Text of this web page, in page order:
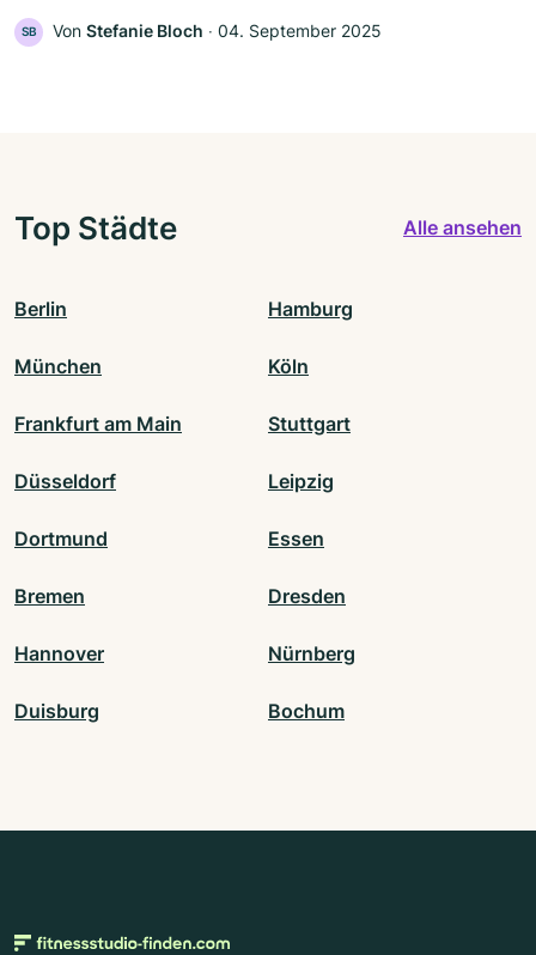
SB Von Stefanie Bloch ‧ 04. September 2025
Top Städte Alle ansehen
Berlin Hamburg
München Köln
Frankfurt am Main Stuttgart
Düsseldorf Leipzig
Dortmund Essen
Bremen Dresden
Hannover Nürnberg
Duisburg Bochum